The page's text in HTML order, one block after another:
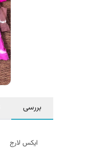
بررسی
ایکس لارج